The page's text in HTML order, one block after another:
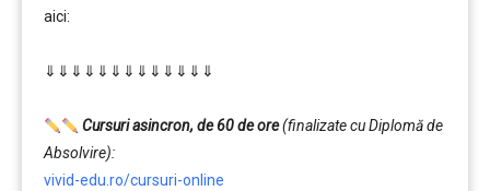
aici:
⇓⇓⇓⇓⇓⇓⇓⇓⇓⇓⇓⇓⇓
Cursuri asincron, de 60 de ore(finalizate cu Diplomă de
Absolvire):
vivid-edu.ro/cursuri-online